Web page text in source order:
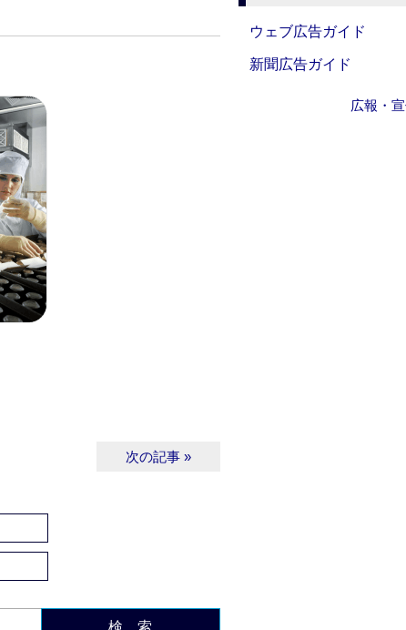
次の記事 »
検 索
ウェブ広告ガイド
新聞広告ガイド
広報・